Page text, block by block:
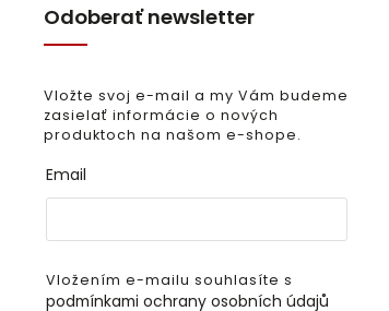
Odoberať newsletter
Vložte svoj e-mail a my Vám budeme
zasielať informácie o nových
produktoch na našom e-shope.
Email
Vložením e-mailu souhlasíte s
podmínkami ochrany osobních údajů